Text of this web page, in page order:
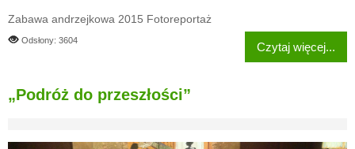
Zabawa andrzejkowa 2015 Fotoreportaż
Odsłony: 3604 Czytaj więcej...
„Podróż do przeszłości”